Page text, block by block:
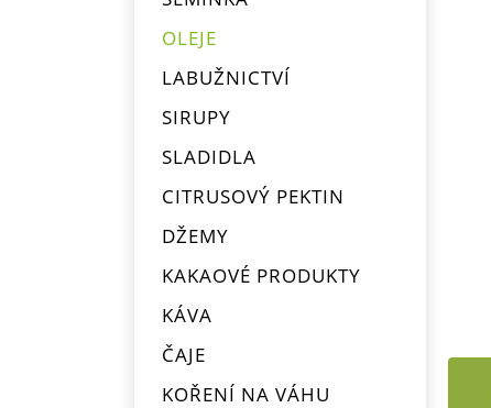
OLEJE
LABUŽNICTVÍ
SIRUPY
SLADIDLA
CITRUSOVÝ PEKTIN
DŽEMY
KAKAOVÉ PRODUKTY
KÁVA
ČAJE
KOŘENÍ NA VÁHU